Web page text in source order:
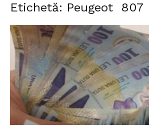
Investigații
Etichetă: Peugeot 807